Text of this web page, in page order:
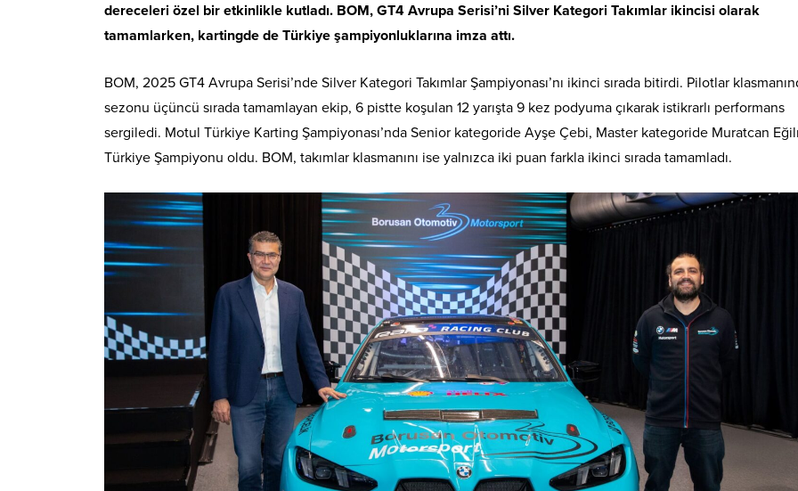
dereceleri özel bir etkinlikle kutladı. BOM, GT4 Avrupa Serisi’ni Silver Kategori Takımlar ikincisi olarak
tamamlarken, kartingde de Türkiye şampiyonluklarına imza attı.
BOM, 2025 GT4 Avrupa Serisi’nde Silver Kategori Takımlar Şampiyonası’nı ikinci sırada bitirdi. Pilotlar
sezonu üçüncü sırada tamamlayan ekip, 6 pistte koşulan 12 yarışta 9 kez podyuma çıkarak istikrarlı performans
sergiledi. Motul Türkiye Karting Şampiyonası’nda Senior kategoride Ayşe Çebi, Master kategoride Muratcan
Türkiye Şampiyonu oldu. BOM, takımlar klasmanını ise yalnızca iki puan farkla ikinci sırada tamamladı.